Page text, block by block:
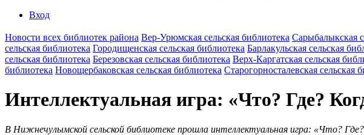
Вход
Новости всех библиотек района Вер-Урюмская сельская библиотека Сарыбалыкская
сельская библиотека Городищенская сельская библиотека Барлакульская сельская
сельская библиотека Березовская сельская библиотека Верх-Каргатская сельская
библиотека Новощербаковская сельская библиотека Старогорносталевская сельская
Интеллектуальная игра: «Что? Где?
В Нижнечулымской сельской библиотеке прошла интеллектуальная игра: «Что?